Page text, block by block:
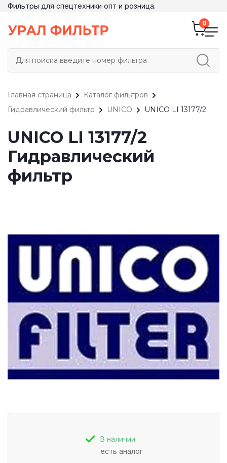
Фильтры для спецтехники опт и розница.
Главная страница
Каталог фильтров
Гидравлический фильтр
UNICO UNICO LI 13177/2
UNICO LI 13177/2
Гидравлический
фильтр
В наличии
есть аналог